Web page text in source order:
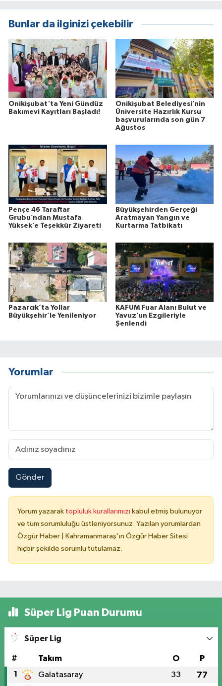
Bunlar da ilginizi çekebilir
Onikişubat'ta Yeni Gündüz
Bakımevi Kayıtları Başladı!
Onikişubat Belediyesi’nin
Üniversite Hazırlık Kursu
başvurularında son gün 7
Ağustos
Pençe 46 Taraftar
Grubu’ndan Mustafa
Yüksek’e Teşekkür Ziyareti
Büyükşehirden Gerçeği
Aratmayan Yangın ve
Kurtarma Tatbikatı
Pazarcık’ta Yollar
Büyükşehir’le Yenileniyor
KAFUM Fuar Alanı Bulut ve
Yavuz’un Ezgileriyle
Şenlendi
Yorumlar
Gönder
Yorum yazarak topluluk kurallarımızı kabul etmiş bulunuyor
ve tüm sorumluluğu üstleniyorsunuz. Yazılan yorumlardan
Özgür Haber | Kahramanmaraş'ın Özgür Haber Sitesi
hiçbir şekilde sorumlu tutulamaz.
Süper Lig Puan Durumu
Süper Lig
# Takım O P
1 Galatasaray 33 77